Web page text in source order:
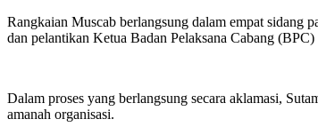
Rangkaian Muscab berlangsung dalam empat sidang
dan pelantikan Ketua Badan Pelaksana Cabang
Dalam proses yang berlangsung secara aklamasi,
amanah organisasi.